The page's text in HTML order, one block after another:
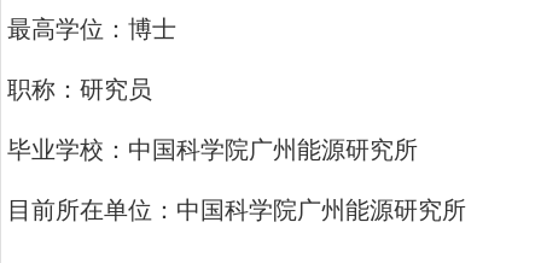
最高学位：博士
职称：研究员
毕业学校：中国科学院广州能源研究所
目前所在单位：中国科学院广州能源研究所